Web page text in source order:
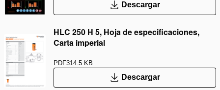
Descargar
HLC 250 H 5, Hoja de especificaciones,
Carta imperial
PDF314.5 KB
Descargar